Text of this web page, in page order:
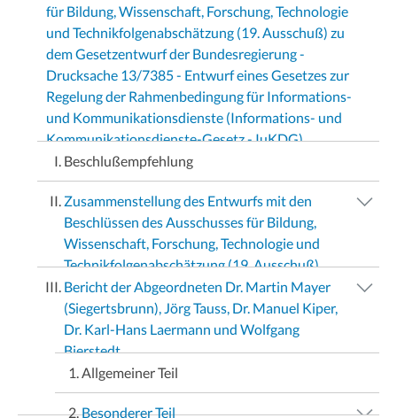
für Bildung, Wissenschaft, Forschung, Technologie
und Technikfolgenabschätzung (19. Ausschuß) zu
dem Gesetzentwurf der Bundesregierung -
Drucksache 13/7385 - Entwurf eines Gesetzes zur
Regelung der Rahmenbedingung für Informations-
und Kommunikationsdienste (Informations- und
Kommunikationsdienste-Gesetz - IuKDG)
Beschlußempfehlung
Zusammenstellung des Entwurfs mit den
Beschlüssen des Ausschusses für Bildung,
Wissenschaft, Forschung, Technologie und
Technikfolgenabschätzung (19. Ausschuß)
Bericht der Abgeordneten Dr. Martin Mayer
(Siegertsbrunn), Jörg Tauss, Dr. Manuel Kiper,
Dr. Karl-Hans Laermann und Wolfgang
Bierstedt
Allgemeiner Teil
Besonderer Teil